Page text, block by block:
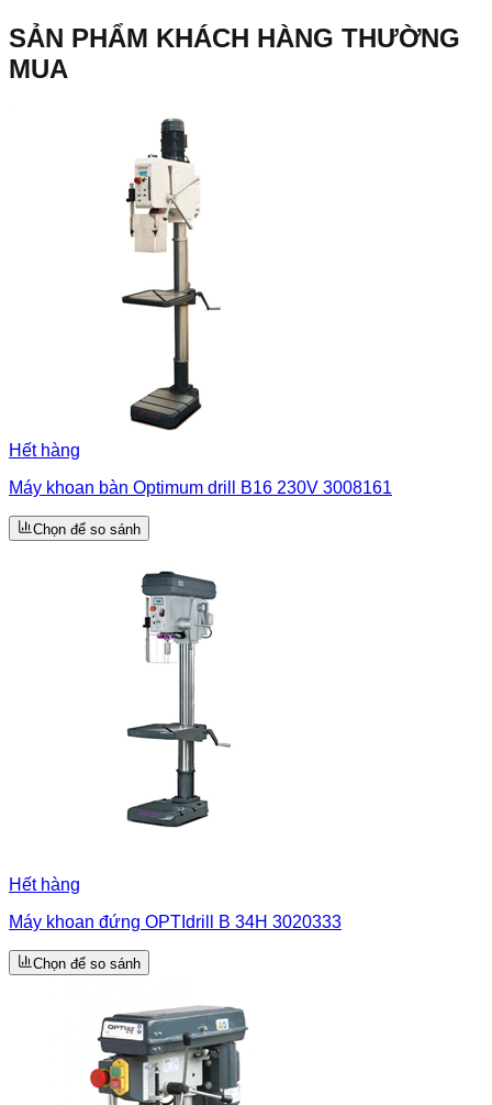
SẢN PHẨM KHÁCH HÀNG THƯỜNG
MUA
Hết hàng
Máy khoan bàn Optimum drill B16 230V 3008161
Chọn để so sánh
Hết hàng
Máy khoan đứng OPTIdrill B 34H 3020333
Chọn để so sánh